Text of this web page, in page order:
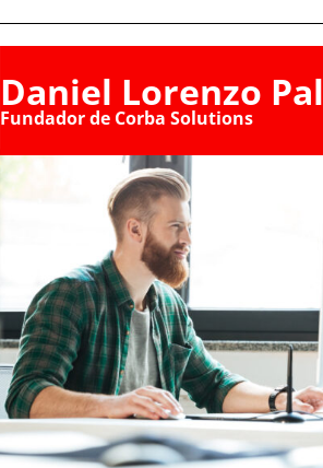
Daniel Lorenzo
Fundador de Corba Solutions